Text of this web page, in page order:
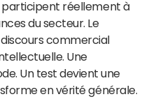
participent réellement à
du secteur. Le
commercial
Une
Un test devient une
en vérité générale.